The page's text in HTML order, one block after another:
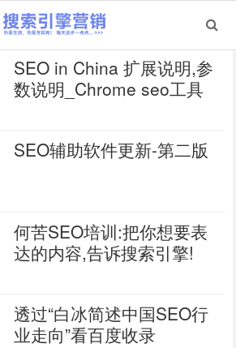
SEO in China 扩展说明,参
数说明_Chrome seo工具
SEO辅助软件更新-第二版
何苦SEO培训:把你想要表
达的内容,告诉搜索引擎!
透过“白冰简述中国SEO行
业走向”看百度收录